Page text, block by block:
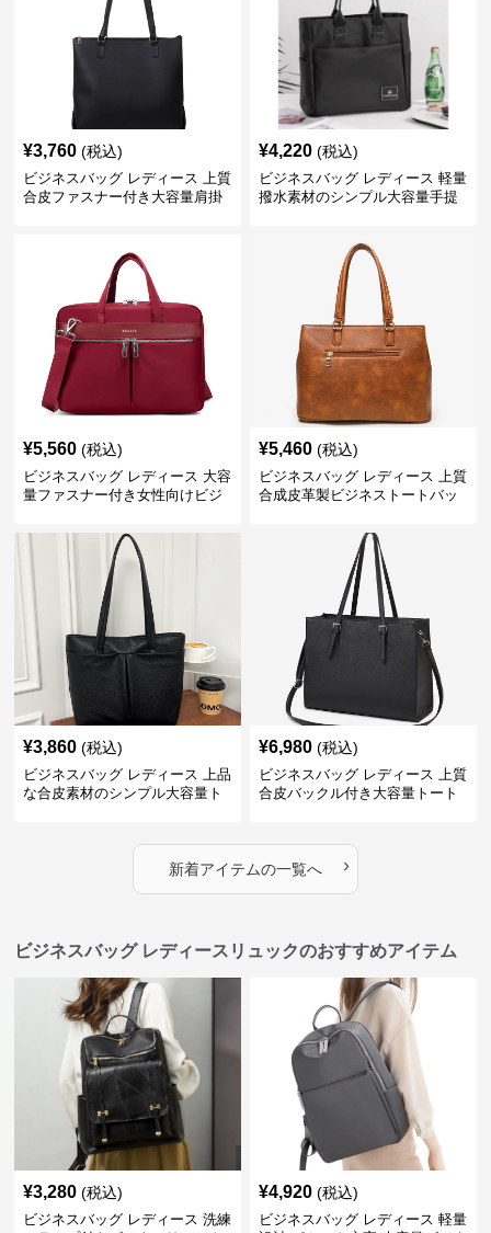
¥3,760 (税込)
ビジネスバッグ レディース 上質
合皮ファスナー付き大容量肩掛
¥4,220 (税込)
ビジネスバッグ レディース 軽量
撥水素材のシンプル大容量手提
¥5,560 (税込)
ビジネスバッグ レディース 大容
量ファスナー付き女性向けビジ
¥5,460 (税込)
ビジネスバッグ レディース 上質
合成皮革製ビジネストートバッ
¥3,860 (税込)
ビジネスバッグ レディース 上品
な合皮素材のシンプル大容量ト
¥6,980 (税込)
ビジネスバッグ レディース 上質
合皮バックル付き大容量トート
新着アイテムの一覧へ ›
ビジネスバッグ レディースリュックのおすすめアイテム
¥3,280 (税込)
ビジネスバッグ レディース 洗練
¥4,920 (税込)
ビジネスバッグ レディース 軽量